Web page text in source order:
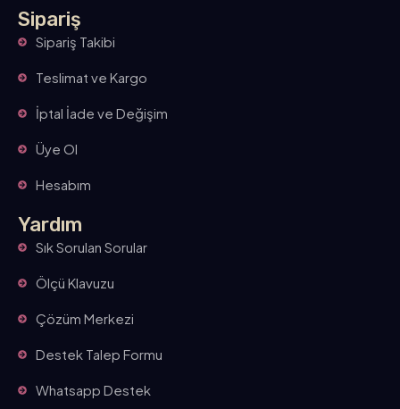
Sipariş
Sipariş Takibi
Teslimat ve Kargo
İptal İade ve Değişim
Üye Ol
Hesabım
Yardım
Sık Sorulan Sorular
Ölçü Klavuzu
Çözüm Merkezi
Destek Talep Formu
Whatsapp Destek